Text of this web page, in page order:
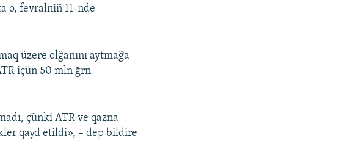
o, fevralniñ 11-nde
üzere olğanını aytmağa
içün 50 mln ğrn
çünki ATR ve qazna
qayd etildi», – dep bildire